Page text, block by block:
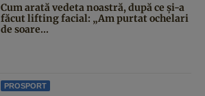
Cum arată vedeta noastră, după ce și-a
făcut lifting facial: „Am purtat ochelari
de soare...
PROSPORT